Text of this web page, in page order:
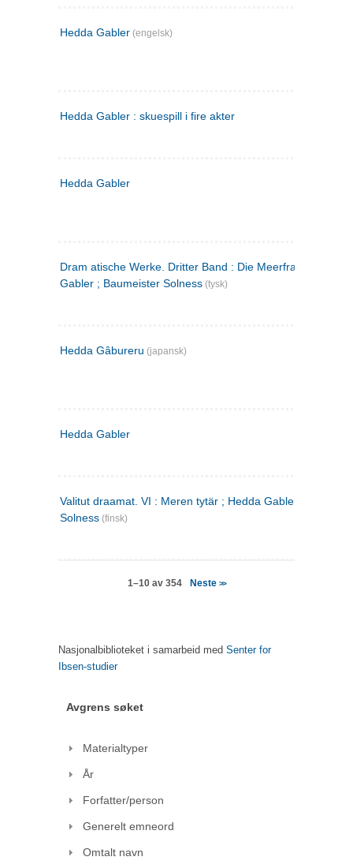
Hedda Gabler (engelsk)
Hedda Gabler : skuespill i fire akter
Hedda Gabler
Dram atische Werke. Dritter Band : Die Meerfrau ; Hedda
Gabler ; Baumeister Solness (tysk)
Hedda Gâbureru (japansk)
Hedda Gabler
Valitut draamat. VI : Meren tytär ; Hedda Gabler ;
Solness (finsk)
1–10 av 354 Neste >>
Nasjonalbiblioteket i samarbeid med Senter for
Ibsen-studier
Avgrens søket
Materialtyper
År
Forfatter/person
Generelt emneord
Omtalt navn